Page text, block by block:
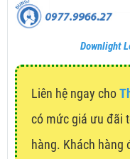
Downlight
Liên hệ ngay cho
có mức giá ưu đãi
hàng. Khách hàng